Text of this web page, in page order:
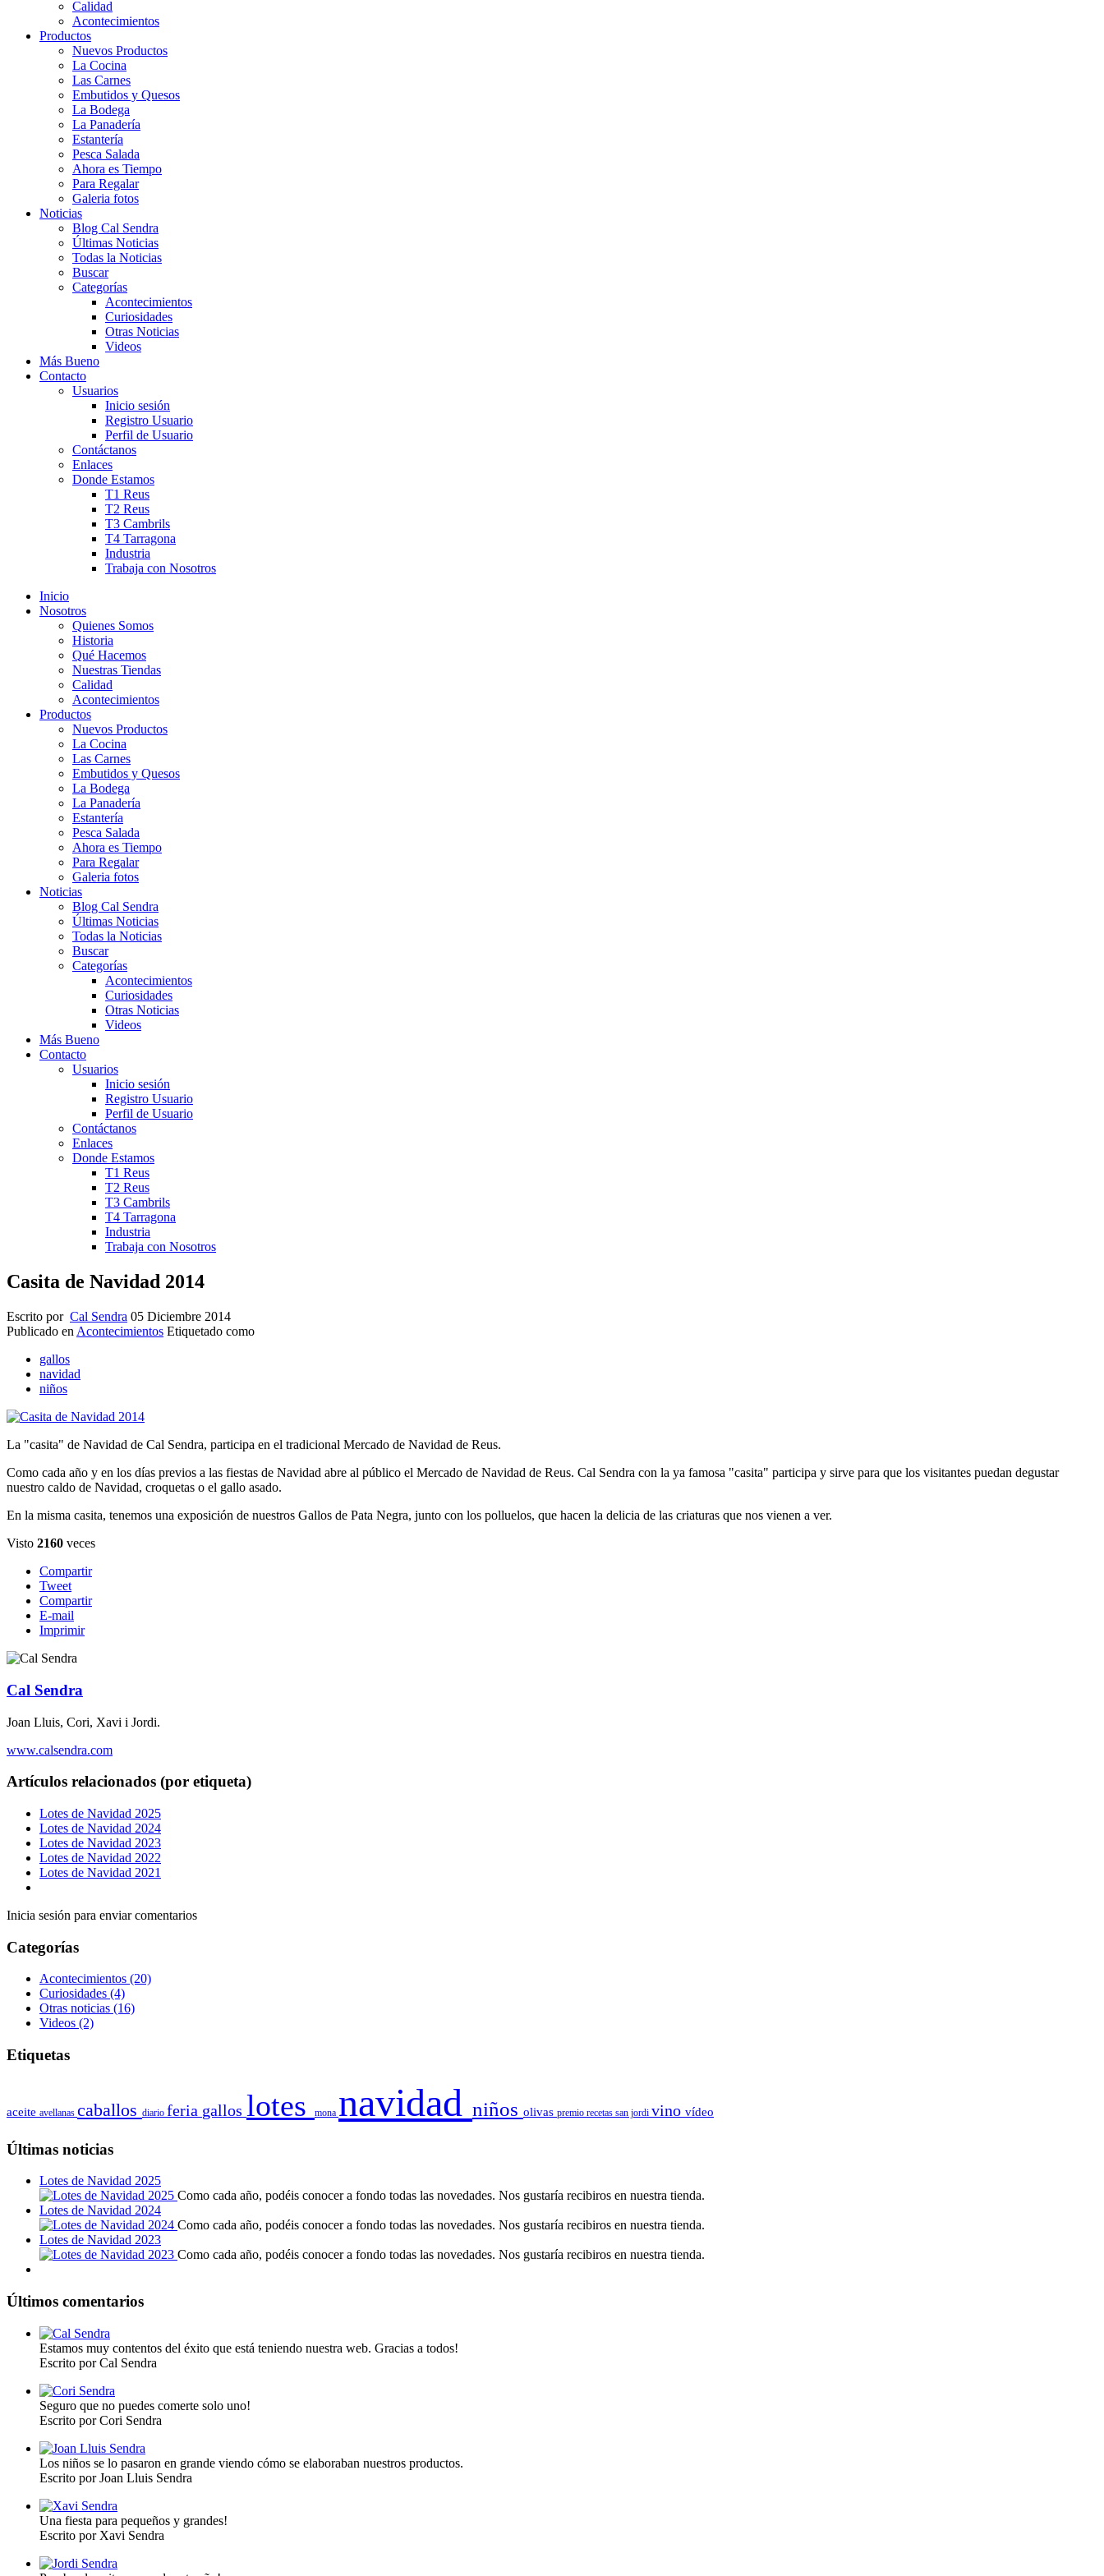
Calidad
Acontecimientos
Productos
Nuevos Productos
La Cocina
Las Carnes
Embutidos y Quesos
La Bodega
La Panadería
Estantería
Pesca Salada
Ahora es Tiempo
Para Regalar
Galeria fotos
Noticias
Blog Cal Sendra
Últimas Noticias
Todas la Noticias
Buscar
Categorías
Acontecimientos
Curiosidades
Otras Noticias
Videos
Más Bueno
Contacto
Usuarios
Inicio sesión
Registro Usuario
Perfil de Usuario
Contáctanos
Enlaces
Donde Estamos
T1 Reus
T2 Reus
T3 Cambrils
T4 Tarragona
Industria
Trabaja con Nosotros
Inicio
Nosotros
Quienes Somos
Historia
Qué Hacemos
Nuestras Tiendas
Calidad
Acontecimientos
Productos
Nuevos Productos
La Cocina
Las Carnes
Embutidos y Quesos
La Bodega
La Panadería
Estantería
Pesca Salada
Ahora es Tiempo
Para Regalar
Galeria fotos
Noticias
Blog Cal Sendra
Últimas Noticias
Todas la Noticias
Buscar
Categorías
Acontecimientos
Curiosidades
Otras Noticias
Videos
Más Bueno
Contacto
Usuarios
Inicio sesión
Registro Usuario
Perfil de Usuario
Contáctanos
Enlaces
Donde Estamos
T1 Reus
T2 Reus
T3 Cambrils
T4 Tarragona
Industria
Trabaja con Nosotros
Casita de Navidad 2014
Escrito por Cal Sendra 05 Diciembre 2014
Publicado en Acontecimientos Etiquetado como
gallos
navidad
niños
La "casita" de Navidad de Cal Sendra, participa en el tradicional Mercado de Navidad de Reus.
Como cada año y en los días previos a las fiestas de Navidad abre al público el Mercado de Navidad de Reus. Cal Sendra con la ya famosa "casita" participa y sirve para que los visitantes puedan degustar
nuestro caldo de Navidad, croquetas o el gallo asado.
En la misma casita, tenemos una exposición de nuestros Gallos de Pata Negra, junto con los polluelos, que hacen la delicia de las criaturas que nos vienen a ver.
Visto 2160 veces
Compartir
Tweet
Compartir
E-mail
Imprimir
Cal Sendra
Joan Lluis, Cori, Xavi i Jordi.
www.calsendra.com
Artículos relacionados (por etiqueta)
Lotes de Navidad 2025
Lotes de Navidad 2024
Lotes de Navidad 2023
Lotes de Navidad 2022
Lotes de Navidad 2021
Inicia sesión para enviar comentarios
Categorías
Acontecimientos (20)
Curiosidades (4)
Otras noticias (16)
Videos (2)
Etiquetas
aceite avellanas caballos diario feria gallos lotes mona navidad niños olivas premio recetas san jordi vino vídeo
Últimas noticias
Lotes de Navidad 2025
Como cada año, podéis conocer a fondo todas las novedades. Nos gustaría recibiros en nuestra tienda.
Lotes de Navidad 2024
Como cada año, podéis conocer a fondo todas las novedades. Nos gustaría recibiros en nuestra tienda.
Lotes de Navidad 2023
Como cada año, podéis conocer a fondo todas las novedades. Nos gustaría recibiros en nuestra tienda.
Últimos comentarios
Estamos muy contentos del éxito que está teniendo nuestra web. Gracias a todos!
Escrito por Cal Sendra
Seguro que no puedes comerte solo uno!
Escrito por Cori Sendra
Los niños se lo pasaron en grande viendo cómo se elaboraban nuestros productos.
Escrito por Joan Lluis Sendra
Una fiesta para pequeños y grandes!
Escrito por Xavi Sendra